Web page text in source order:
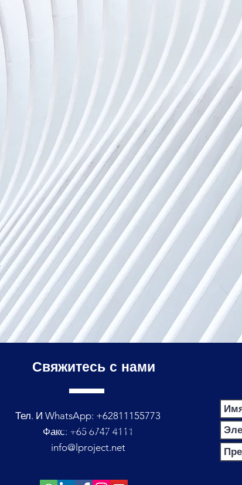
Свяжитесь с нами
Тел. И WhatsApp: +62811155773
Факс: +65 6747 4111
info@lproject.net
© 2021, компания L Project